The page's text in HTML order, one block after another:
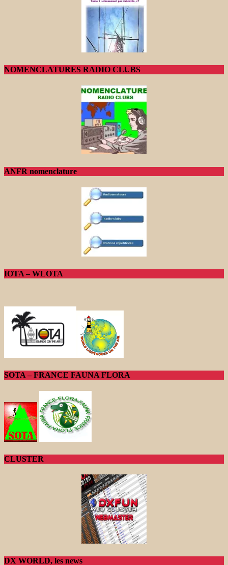
NOMENCLATURES RADIO CLUBS
ANFR nomenclature
IOTA – WLOTA
SOTA – FRANCE FAUNA FLORA
CLUSTER
DX WORLD, les news